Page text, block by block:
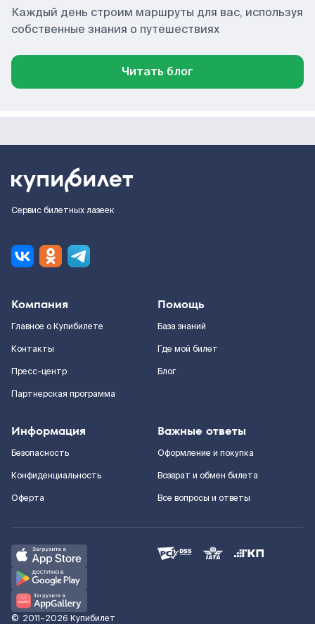
Каждый день строим маршруты для вас, используя
собственные знания о путешествиях
Читать блог
Сервис билетных лазеек
Компания
Главное о Купибилете
Контакты
Пресс-центр
Партнерская программа
Помощь
База знаний
Где мой билет
Блог
Информация
Безопасность
Конфиденциальность
Оферта
Важные ответы
Оформление и покупка
Возврат и обмен билета
Все вопросы и ответы
© 2011–2026 Купибилет